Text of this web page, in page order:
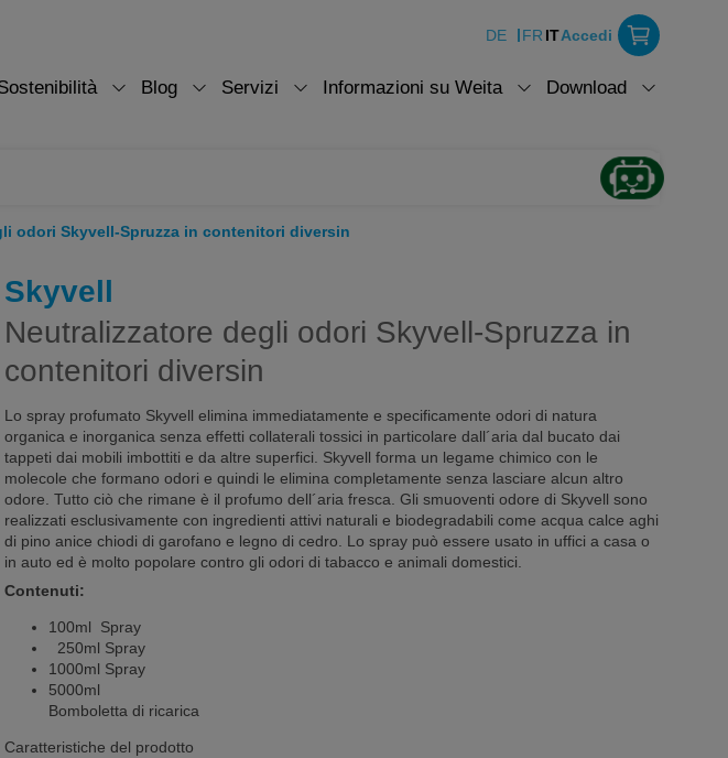
DE FR ITAccedi
Blog Servizi Informazioni su Weita Download
odori Skyvell-Spruzza in contenitori diversin
Skyvell
Neutralizzatore degli odori Skyvell-Spruzza in
contenitori diversin
Lo spray profumato Skyvell elimina immediatamente e specificamente odori di natura
organica e inorganica senza effetti collaterali tossici in particolare dall´aria dal bucato dai
tappeti dai mobili imbottiti e da altre superfici. Skyvell forma un legame chimico con le
molecole che formano odori e quindi le elimina completamente senza lasciare alcun altro
odore. Tutto ciò che rimane è il profumo dell´aria fresca. Gli smuoventi odore di Skyvell sono
realizzati esclusivamente con ingredienti attivi naturali e biodegradabili come acqua calce aghi
di pino anice chiodi di garofano e legno di cedro. Lo spray può essere usato in uffici a casa o
in auto ed è molto popolare contro gli odori di tabacco e animali domestici.
Contenuti:
100ml Spray
250ml Spray
1000ml Spray
5000ml
Bomboletta di ricarica
Caratteristiche del prodotto